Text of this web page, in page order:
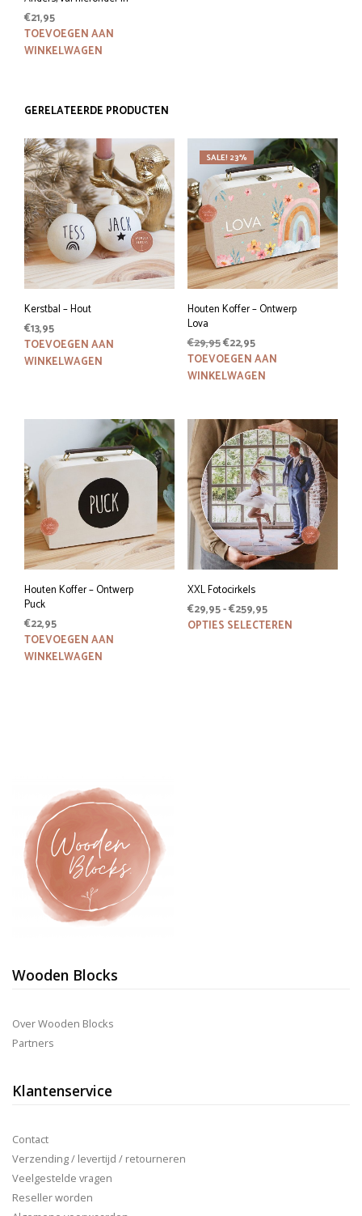
€21,95
TOEVOEGEN AAN
WINKELWAGEN
GERELATEERDE PRODUCTEN
Kerstbal – Hout
€13,95
TOEVOEGEN AAN
WINKELWAGEN
SALE! 23%
Houten Koffer – Ontwerp
Lova
€29,95Oorspronkelijke
prijs
was:
€22,95Huidige
prijs
is:
TOEVOEGEN AAN
WINKELWAGEN
Houten Koffer – Ontwerp
Puck
€22,95
TOEVOEGEN AAN
WINKELWAGEN
XXL Fotocirkels
€29,95-€259,95Prijsklasse:
€29,95
OPTIES SELECTEREN
Wooden Blocks
Over Wooden Blocks
Partners
Klantenservice
Contact
Verzending / levertijd / retourneren
Veelgestelde vragen
Reseller worden